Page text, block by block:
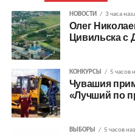
НОВОСТИ 3 часа
Олег
Цивильска с
КОНКУРСЫ 5 часов
Чувашия
«Лучший по
ВЫБОРЫ 5 часов